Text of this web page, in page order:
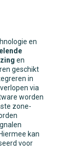
en
en
geschikt
in
via
worden
zone-
kan
voor